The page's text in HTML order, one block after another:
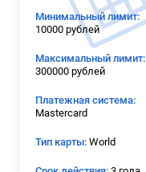
Минимальный лимит:
10000 рублей
Максимальный лимит:
300000 рублей
Платежная система:
Mastercard
Тип карты: World